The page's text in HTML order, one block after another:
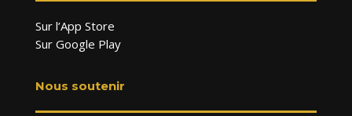
Sur l’App Store
Sur Google Play
Nous soutenir